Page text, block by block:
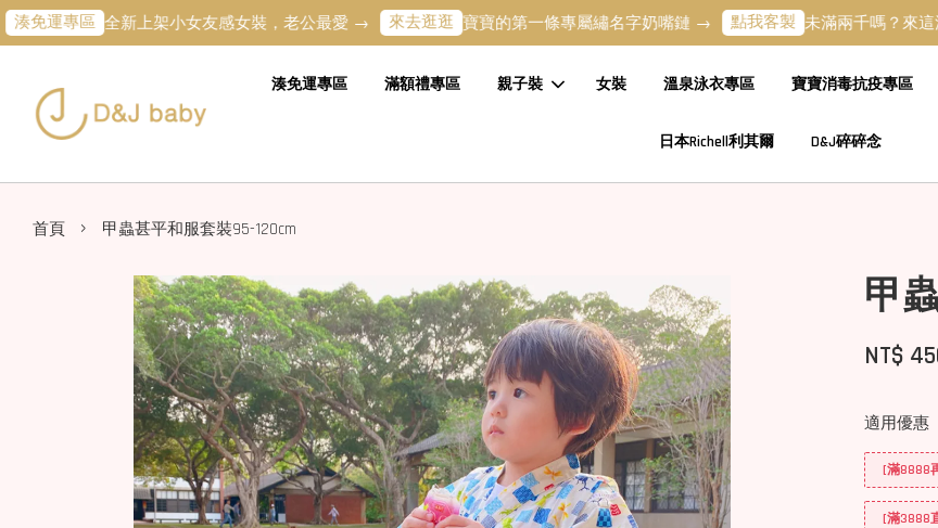
專區 全新上架小女友感女裝，老公最愛 → 來去逛逛 寶寶的第一條專屬繡名字奶嘴鏈 → 點我客製 未滿兩千嗎？來這湊免
湊免運專區 滿額禮專區 親子裝 女裝 溫泉泳衣專區 寶寶消毒抗疫專區
日本Richell利其爾 D&J碎碎念
首頁 › 甲蟲甚平和服套裝95-120cm
甲
NT$
適用優惠
[滿8888
[滿3888